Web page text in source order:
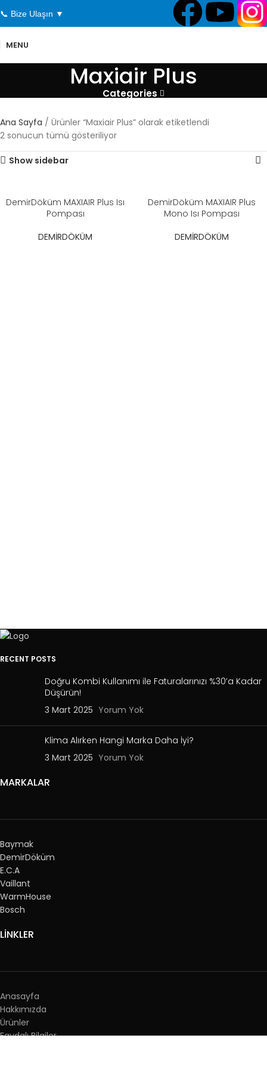
📞 Bize Ulaşın ▼
MENU
Maxiair Plus
Categories
Ana Sayfa
Ürünler “Maxiair Plus” olarak etiketlendi
2 sonucun tümü gösteriliyor
Show sidebar
DemirDöküm MAXIAIR Plus Isı
Pompası​
DEMİRDÖKÜM
DemirDöküm MAXIAIR Plus
Mono Isı Pompası​
DEMİRDÖKÜM
RECENT POSTS
Doğru Kombi Kullanımı ile Faturalarınızı %30’a Kadar
Düşürün!
3 Mart 2025 Yorum Yok
Klima Alırken Hangi Marka Daha İyi?
3 Mart 2025 Yorum Yok
MARKALAR
Baymak
DemirDöküm
E.C.A
Vaillant
WarmHouse
Bosch
LİNKLER
Anasayfa
Hakkımızda
Ürünler
Faydalı Bilgiler